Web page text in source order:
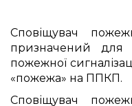
Сповіщувач
призначений для
пожежної
«пожежа» на ППКП.
Сповіщувач